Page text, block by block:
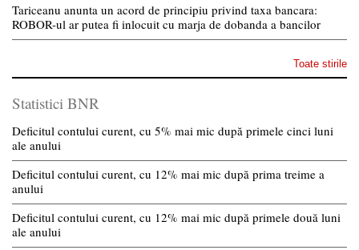
Tariceanu anunta un acord de principiu privind taxa bancara:
ROBOR-ul ar putea fi inlocuit cu marja de dobanda a bancilor
Toate stirile
Statistici BNR
Deficitul contului curent, cu 5% mai mic după primele cinci luni
ale anului
Deficitul contului curent, cu 12% mai mic după prima treime a
anului
Deficitul contului curent, cu 12% mai mic după primele două luni
ale anului